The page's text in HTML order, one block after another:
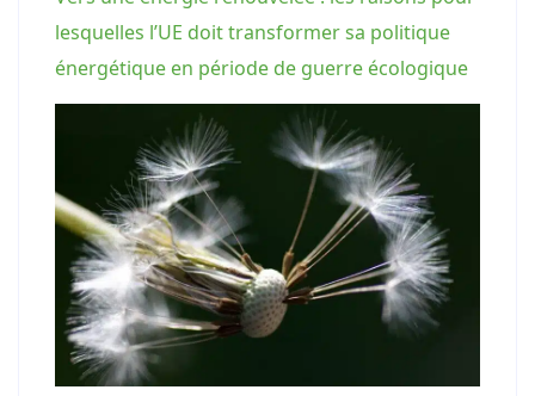
lesquelles l’UE doit transformer sa politique
énergétique en période de guerre écologique